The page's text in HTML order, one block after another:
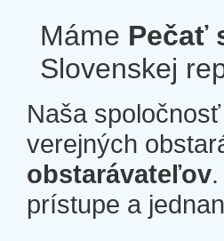
Máme Pečať
Slovenskej
Naša
verejných
obstarávateľov
prístupe a